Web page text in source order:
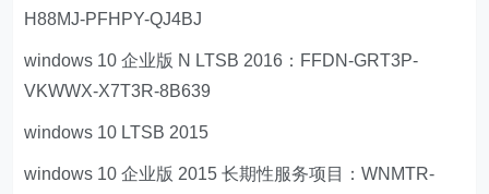
H88MJ-PFHPY-QJ4BJ
windows 10 企业版 N LTSB 2016：FFDN-GRT3P-
VKWWX-X7T3R-8B639
windows 10 LTSB 2015
windows 10 企业版 2015 长期性服务项目：WNMTR-